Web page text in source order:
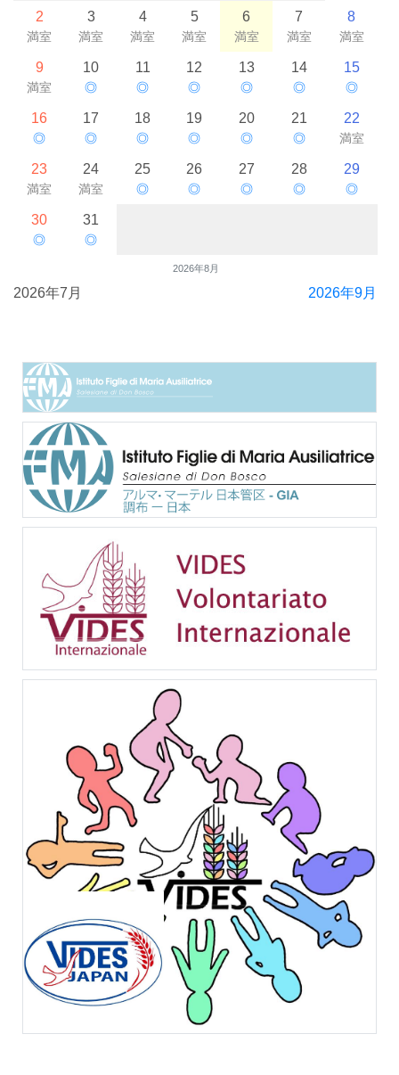
2026年8月
2
満室
3
満室
4
満室
5
満室
6
満室
7
満室
8
満室
9
満室
10
◎
11
◎
12
◎
13
◎
14
◎
15
◎
16
◎
17
◎
18
◎
19
◎
20
◎
21
◎
22
満室
23
満室
24
満室
25
◎
26
◎
27
◎
28
◎
29
◎
30
◎
31
◎
2026年7月 2026年9月